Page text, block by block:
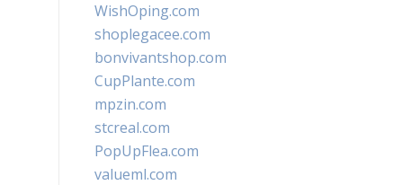
WishOping.com
shoplegacee.com
bonvivantshop.com
CupPlante.com
mpzin.com
stcreal.com
PopUpFlea.com
valueml.com